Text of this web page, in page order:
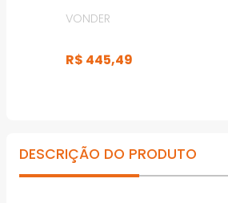
VONDER
R$ 445,49
DESCRIÇÃO DO PRODUTO